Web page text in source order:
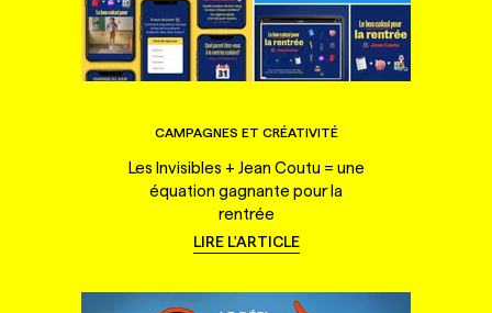
CAMPAGNES ET CRÉATIVITÉ
Les Invisibles + Jean Coutu = une
équation gagnante pour la
rentrée
LIRE L'ARTICLE